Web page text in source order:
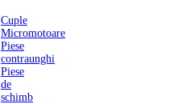
Cuple
Micromotoare
Piese
contraunghi
Piese
de
schimb